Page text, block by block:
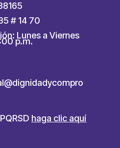
# 14 70
Lunes a Viernes
p.m.
haga clic aquí